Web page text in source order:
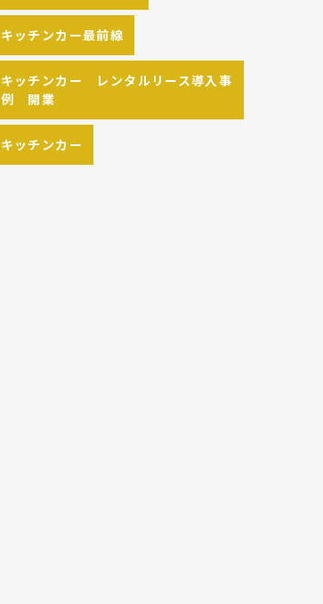
キッチンカー最前線
キッチンカー レンタルリース導入事
例 開業
キッチンカー